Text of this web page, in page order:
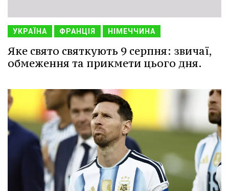
УКРАЇНА ФРАНЦІЯ НІМЕЧЧИНА
Яке свято святкують 9 серпня: звичаї,
обмеження та прикмети цього дня.